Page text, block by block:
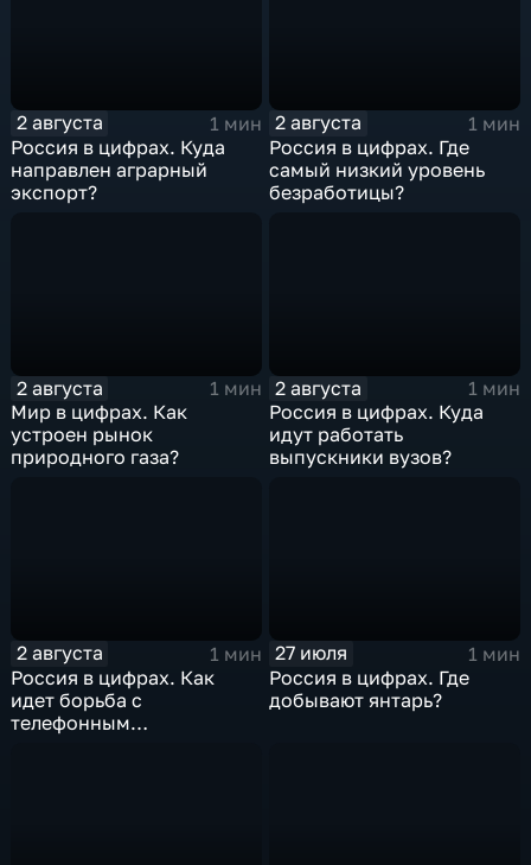
2 августа
1 мин
Россия в цифрах. Куда
направлен аграрный
экспорт?
2 августа
1 мин
Россия в цифрах. Где
самый низкий уровень
безработицы?
2 августа
1 мин
Мир в цифрах. Как
устроен рынок
природного газа?
2 августа
1 мин
Россия в цифрах. Куда
идут работать
выпускники вузов?
2 августа
1 мин
Россия в цифрах. Как
идет борьба с
телефонным
27 июля
1 мин
Россия в цифрах. Где
добывают янтарь?